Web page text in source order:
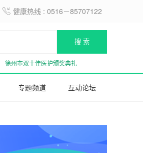
 健康热线 : 0516－85707122
搜 索
徐州市双十佳医护颁奖典礼
专题频道 互动论坛